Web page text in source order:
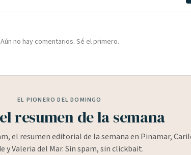
Aún no hay comentarios. Sé el primero.
EL PIONERO DEL DOMINGO
resumen de la semana
el resumen editorial de la semana en Pinamar,
y Valeria del Mar. Sin spam, sin clickbait.